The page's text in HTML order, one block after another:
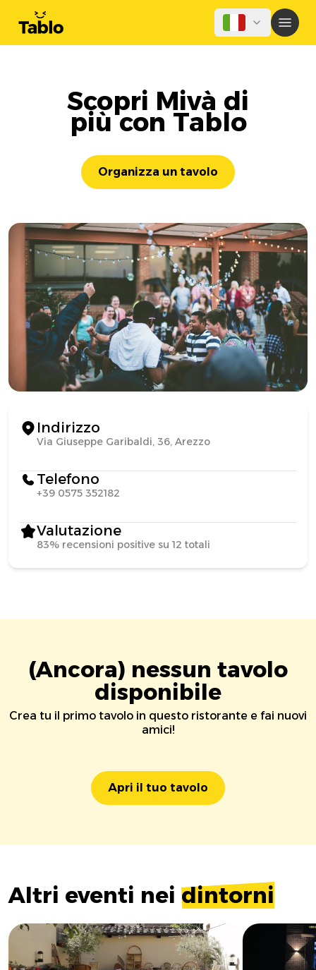
Scopri Mivà di
più con Tablo
Organizza un tavolo
Indirizzo
Via Giuseppe Garibaldi, 36, Arezzo
Telefono
+39 0575 352182
Valutazione
83% recensioni positive su 12 totali
(Ancora) nessun tavolo
disponibile
Crea tu il primo tavolo in questo ristorante e fai nuovi
amici!
Apri il tuo tavolo
Altri eventi nei dintorni